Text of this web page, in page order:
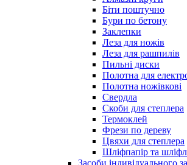
Біти поштучно
Бури по бетону
Заклепки
Леза для ножів
Леза для рашпилів
Пильні диски
Полотна для
Полотна ножівкові
Свердла
Скоби для степлера
Термоклей
Фрези по дереву
Цвяхи для степлера
Шліфпапір та
Засоби індивідуального